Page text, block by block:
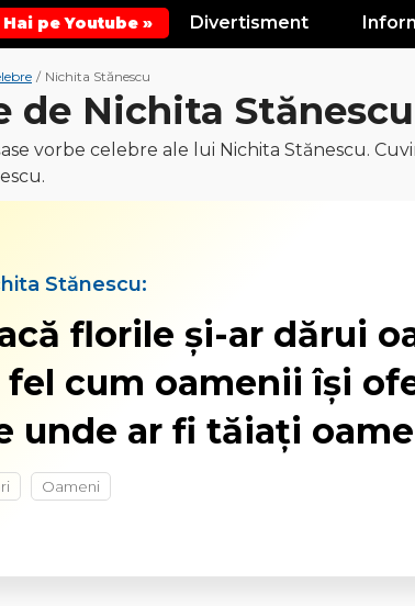
Hai pe Youtube » Divertisment
/ Nichita Stănescu
de Nichita Stănescu
vorbe celebre ale lui Nichita Stănescu.
Stănescu:
florile și-ar dărui
fel cum oamenii își
unde ar fi tăiați
Oameni